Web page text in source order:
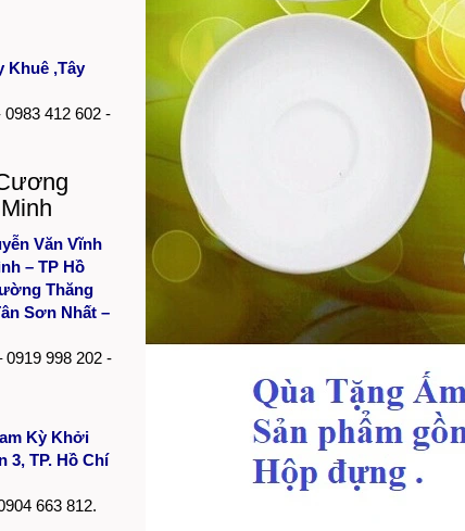
Khuê ,Tây
0983 412 602 -
Văn Vĩnh
– TP Hồ
Thăng
Sơn Nhất –
0919 998 202 -
Kỳ Khởi
3, TP. Hồ Chí
663 812.